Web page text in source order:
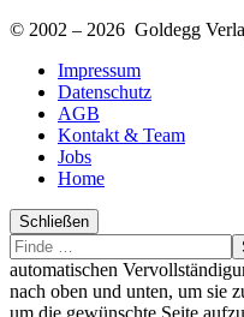
© 2002 – 2026 Goldegg
Impressum
Datenschutz
AGB
Kontakt & Team
Jobs
Home
Schließen
Suche
Finde
…
automatischen
nach oben und unten, um sie
um die gewünschte Seite